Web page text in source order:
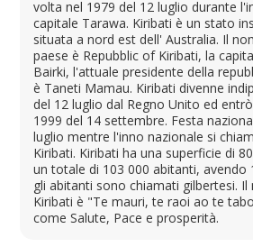
volta nel 1979 del 12 luglio durante
capitale Tarawa. Kiribati è un stato
situata a nord est dell' Australia. Il
paese è Repubblic of Kiribati, la
Bairki, l'attuale presidente della
è Taneti Mamau. Kiribati divenne
del 12 luglio dal Regno Unito ed
1999 del 14 settembre. Festa
luglio mentre l'inno nazionale si
Kiribati. Kiribati ha una superficie di
un totale di 103 000 abitanti, avendo
gli abitanti sono chiamati gilbertesi.
Kiribati è "Te mauri, te raoi ao te
come Salute, Pace e prosperità.